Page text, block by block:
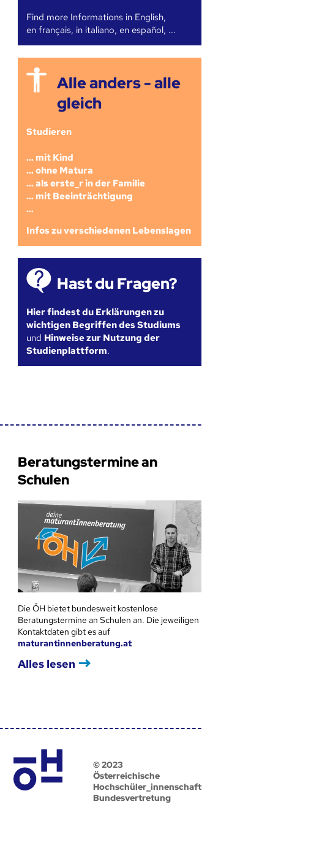
Find more Informations in English,
en français, in italiano, en español, ...
Alle anders - alle
gleich
Studieren
... mit Kind
... ohne Matura
... als erste_r in der Familie
... mit Beeinträchtigung
...
Infos zu verschiedenen Lebenslagen
Hast du Fragen?
Hier findest du Erklärungen zu
wichtigen Begriffen des Studiums
und Hinweise zur Nutzung der
Studienplattform.
Beratungstermine an
Schulen
Die ÖH bietet bundesweit kostenlose
Beratungstermine an Schulen an. Die jeweiligen
Kontaktdaten gibt es auf
maturantinnenberatung.at
Alles lesen
© 2023
Österreichische
Hochschüler_innenschaft
Bundesvertretung